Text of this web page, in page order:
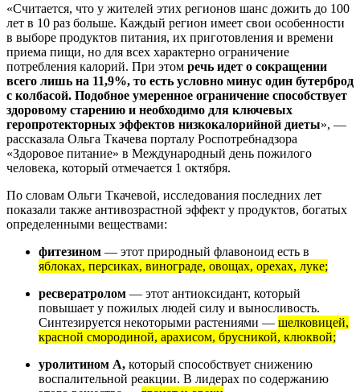
«Считается, что у жителей этих регионов шанс дожить до 100
лет в 10 раз больше. Каждый регион имеет свои особенности
в выборе продуктов питания, их приготовления и времени
приема пищи, но для всех характерно ограничение
потребления калорий. При этом речь идет о сокращении
всего лишь на 11,9%, то есть условно минус один бутерброд
с колбасой. Подобное умеренное ограничение способствует
здоровому старению и необходимо для ключевых
геропротекторных эффектов низкокалорийной диеты», —
рассказала Ольга Ткачева порталу Роспотребнадзора
«Здоровое питание» в Международный день пожилого
человека, который отмечается 1 октября.
По словам Ольги Ткачевой, исследования последних лет
показали также антивозрастной эффект у продуктов, богатых
определенными веществами:
фитезином — этот природный флавоноид есть в
яблоках, персиках, винограде, овощах, орехах, луке;
ресвератролом — этот антиоксидант, который
повышает у пожилых людей силу и выносливость.
Синтезируется некоторыми растениями — шелковицей,
красной смородиной, арахисом, брусникой, клюквой;
уролитином А, который способствует снижению
воспалительной реакции. В лидерах по содержанию